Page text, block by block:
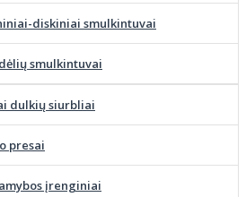
diskiniai smulkintuvai
smulkintuvai
dulkių siurbliai
presai
įrenginiai